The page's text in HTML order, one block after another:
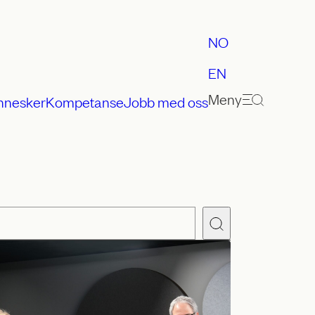
KompetanseJobb med oss
NO
EN
Meny